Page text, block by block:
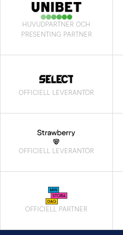
HUVUDPARTNER OCH
PRESENTING PARTNER
OFFICIELL LEVERANTÖR
OFFICIELL LEVERANTÖR
OFFICIELL PARTNER